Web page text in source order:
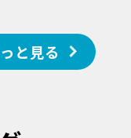
と見る